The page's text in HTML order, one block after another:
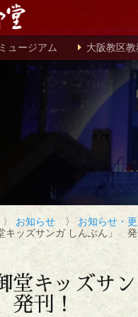
ュージアム 大阪教区教
お知らせ 〉 お知らせ・
キッズサンガ しんぶん」 発
堂キッズサ
刊！